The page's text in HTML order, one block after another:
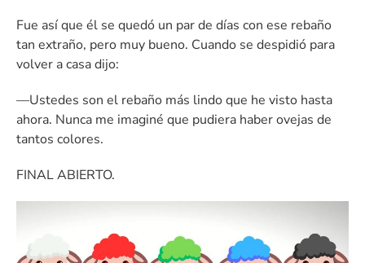
Fue así que él se quedó un par de días con ese rebaño
tan extraño, pero muy bueno. Cuando se despidió para
volver a casa dijo:
—Ustedes son el rebaño más lindo que he visto hasta
ahora. Nunca me imaginé que pudiera haber ovejas de
tantos colores.
FINAL ABIERTO.